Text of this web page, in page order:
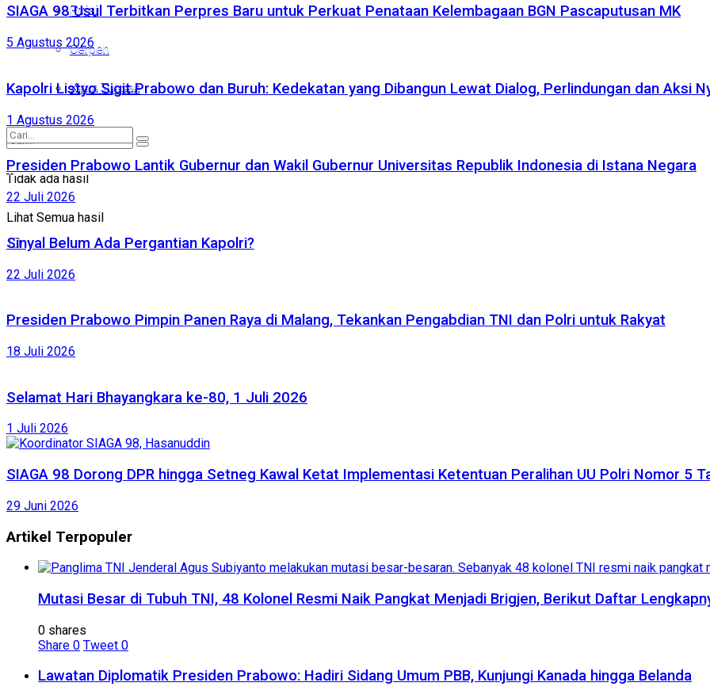
Puisi
Cerpen
Kirim Tulisan
Tidak ada hasil
Lihat Semua hasil
Puisi
Cerpen
Kirim Tulisan
Tidak ada hasil
Lihat Semua hasil
SIAGA 98 Usul Terbitkan Perpres Baru untuk Perkuat Penataan Kelembagaan BGN Pascaputusan MK
5 Agustus 2026
Kapolri Listyo Sigit Prabowo dan Buruh: Kedekatan yang Dibangun Lewat Dialog, Perlindungan dan Aksi
1 Agustus 2026
Presiden Prabowo Lantik Gubernur dan Wakil Gubernur Universitas Republik Indonesia di Istana Negara
22 Juli 2026
Sinyal Belum Ada Pergantian Kapolri?
22 Juli 2026
Presiden Prabowo Pimpin Panen Raya di Malang, Tekankan Pengabdian TNI dan Polri untuk Rakyat
18 Juli 2026
Selamat Hari Bhayangkara ke-80, 1 Juli 2026
1 Juli 2026
SIAGA 98 Dorong DPR hingga Setneg Kawal Ketat Implementasi Ketentuan Peralihan UU Polri Nomor 5
29 Juni 2026
Artikel Terpopuler
Mutasi Besar di Tubuh TNI, 48 Kolonel Resmi Naik Pangkat Menjadi Brigjen, Berikut Daftar
0 shares
Share 0 Tweet 0
Lawatan Diplomatik Presiden Prabowo: Hadiri Sidang Umum PBB, Kunjungi Kanada hingga Belanda